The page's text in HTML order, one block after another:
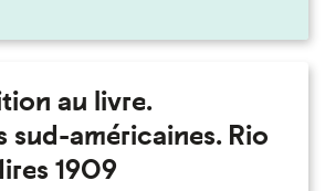
au livre.
sud-américaines. Rio
1909